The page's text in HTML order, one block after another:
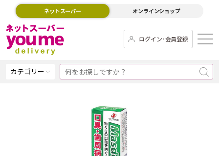
ネットスーパー オンラインショップ
ログイン･会員登録
カテゴリー